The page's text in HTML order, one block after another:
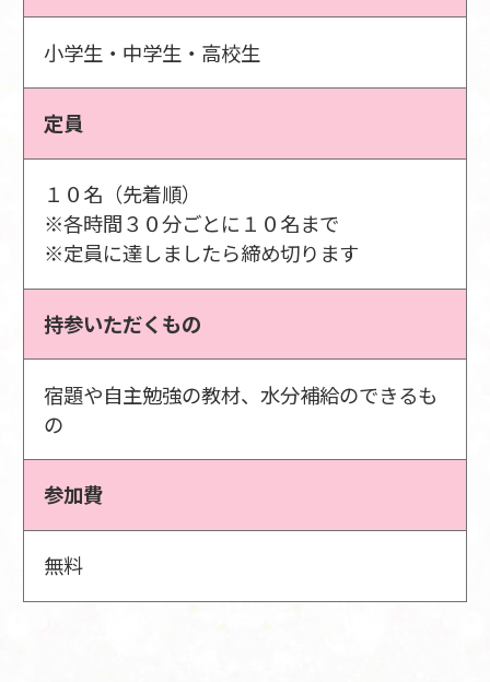
小学生・中学生・高校生
定員
１０名（先着順）
※各時間３０分ごとに１０名まで
※定員に達しましたら締め切ります
持参いただくもの
宿題や自主勉強の教材、水分補給のできるも
の
参加費
無料